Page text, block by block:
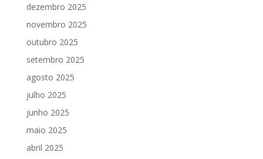
dezembro 2025
novembro 2025
outubro 2025
setembro 2025
agosto 2025
julho 2025
junho 2025
maio 2025
abril 2025